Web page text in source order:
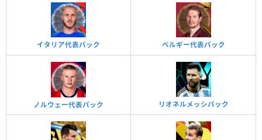
イタリア代表パック ベルギー代表パック
ノルウェー代表パック リオネルメッシパック